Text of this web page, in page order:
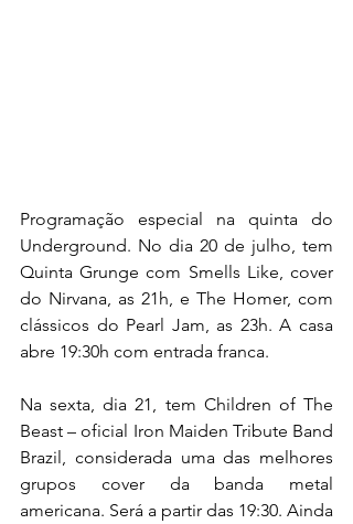
Programação especial na quinta do
Underground. No dia 20 de julho, tem
Quinta Grunge com Smells Like, cover
do Nirvana, as 21h, e The Homer, com
clássicos do Pearl Jam, as 23h. A casa
abre 19:30h com entrada franca.
Na sexta, dia 21, tem Children of The
Beast – oficial Iron Maiden Tribute Band
Brazil, considerada uma das melhores
grupos cover da banda metal
americana. Será a partir das 19:30. Ainda